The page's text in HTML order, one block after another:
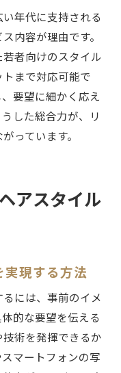
年代に支持される
内容が理由です。
者向けのスタイル
まで対応可能で
要望に細かく応え
した総合力が、リ
っています。
アスタイル
実現する方法
には、事前のイメ
的な要望を伝える
術を発揮できるか
マートフォンの写